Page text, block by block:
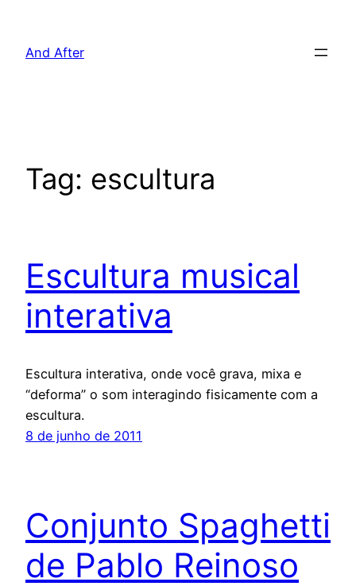
And After
Tag: escultura
Escultura musical
interativa
Escultura interativa, onde você grava, mixa e
“deforma” o som interagindo fisicamente com a
escultura.
8 de junho de 2011
Conjunto Spaghetti
de Pablo Reinoso